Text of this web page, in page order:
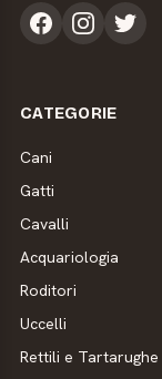
CATEGORIE
Cani
Gatti
Cavalli
Acquariologia
Roditori
Uccelli
Rettili e Tartarughe